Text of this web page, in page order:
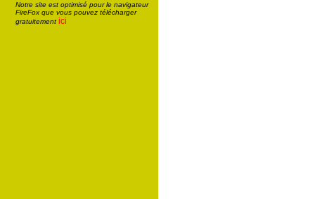
Notre site est optimisé pour le navigateur
FireFox que vous pouvez télécharger
gratuitement ici